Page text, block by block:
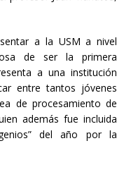
a la USM a nivel
de ser la primera
a una institución
entre tantos jóvenes
de procesamiento de
además fue incluida
del año por la